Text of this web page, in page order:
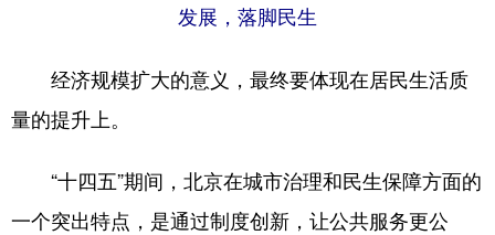
发展，落脚民生
经济规模扩大的意义，最终要体现在居民生活质
量的提升上。
“十四五”期间，北京在城市治理和民生保障方面的
一个突出特点，是通过制度创新，让公共服务更公